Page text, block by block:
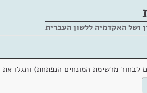
ושל האקדמיה ללשון העברית
לבחור מרשימת המונחים הנפתחת) ותגלו